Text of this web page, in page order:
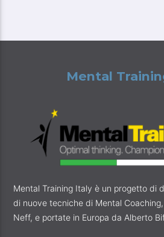
Mental
Mental Training Italy è un progetto di
di nuove tecniche di Mental
Neff, e portate in Europa da Alberto